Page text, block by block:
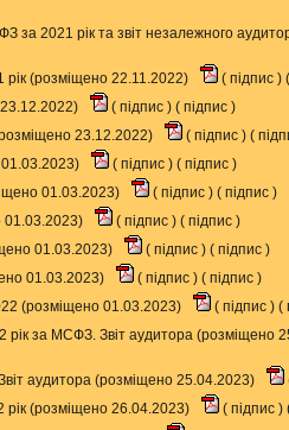
за 2021 рік та звіт незалежного
рік (розміщено 22.11.2022)
( підпис ) (
( підпис ) ( підпис )
23.12.2022)
( підпис ) (
( підпис ) ( підпис )
01.03.2023)
( підпис ) ( підпис )
01.03.2023)
( підпис ) ( підпис )
01.03.2023)
( підпис ) ( підпис )
01.03.2023)
( підпис ) ( підпис )
(розміщено 01.03.2023)
( підпис ) (
рік за МСФЗ. Звіт аудитора (розміщено
аудитора (розміщено 25.04.2023)
рік (розміщено 26.04.2023)
( підпис )